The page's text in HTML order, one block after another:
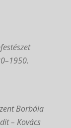
Borbála
– Kovács